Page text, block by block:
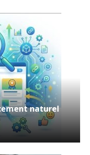
naturel